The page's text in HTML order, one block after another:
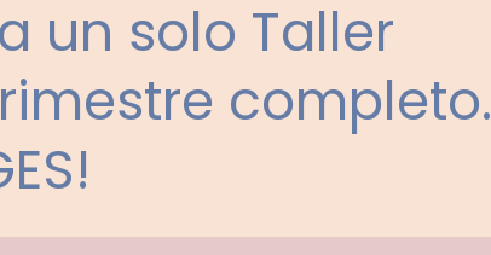
un solo Taller
completo.